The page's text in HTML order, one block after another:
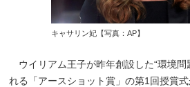
キャサリン妃【写真：AP】
ウイリアム王子が昨年創設した“環境問
れる「アースショット賞」の第1回授賞